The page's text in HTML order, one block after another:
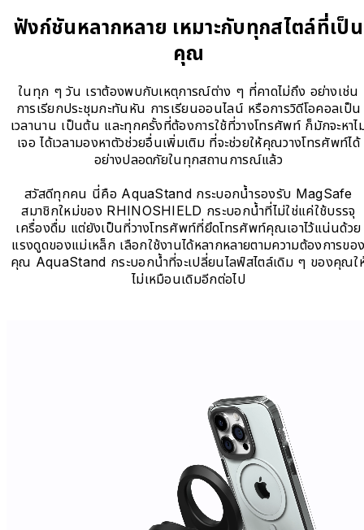
ฟังก์ชันหลากหลาย เหมาะกับทุกสไตล์ที่เป็น
คุณ
ในทุก ๆ วัน เราต้องพบกับเหตุการณ์ต่าง ๆ ที่คาดไม่ถึง อย่างเช่น
การเรียกประชุมกะทันหัน การเรียนออนไลน์ หรือการวิดีโอคอลเป็น
เวลานาน เป็นต้น และทุกครั้งที่ต้องการใช้ที่วางโทรศัพท์ ก็มักจะหาไ
เจอ ได้เวลามองหาตัวช่วยอื่นเพิ่มเติม ที่จะช่วยให้คุณวางโทรศัพท์ได้
อย่างปลอดภัยในทุกสถานการณ์แล้ว
สวัสดีทุกคน นี่คือ AquaStand กระบอกน้ำรองรับ MagSafe
สมาชิกใหม่ของ RHINOSHIELD กระบอกน้ำที่ไม่ใช่แค่ใช้บรรจุ
เครื่องดื่ม แต่ยังเป็นที่วางโทรศัพท์ที่ยึดโทรศัพท์คุณเอาไว้แน่นด้วย
แรงดูดของแม่เหล็ก เลือกใช้งานได้หลากหลายตามความต้องการขอ
คุณ​ AquaStand กระบอกน้ำที่จะเปลี่ยนไลฟ์สไตล์เดิม ๆ ของคุณใ
ไม่เหมือนเดิมอีกต่อไป